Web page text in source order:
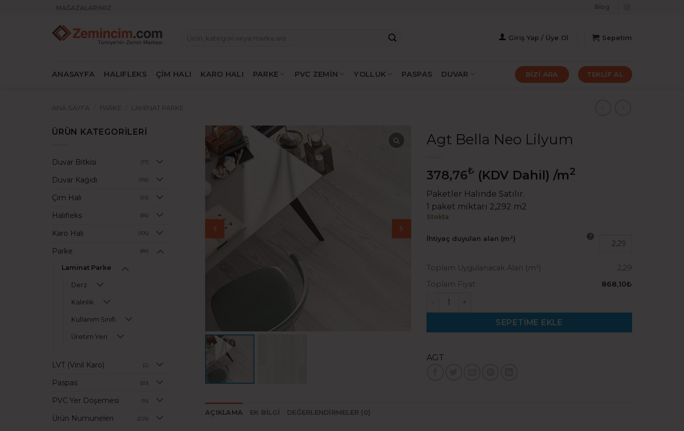
MAĞAZALARIMIZ
Giriş Yap / Üye Ol Sepetim
ANASAYFA HALIFLEKS ÇİM HALI KARO HALI PARKE PVC ZEMİN YOLLUK PASPAS DUVAR BİZİ ARA TEKLİF AL
ANA SAYFA PARKE LAMINAT PARKE
ÜRÜN KATEGORILERI
Duvar Bitkisi (17)
Duvar Kağıdı (165)
Çim Halı (25)
Halıfleks (86)
Karo Halı (106)
Parke (86)
Laminat Parke
Derz
Kalınlık
Kullanım Sınıfı
Üretim Yeri
LVT (Vinil Karo) (2)
Paspas (50)
PVC Yer Döşemesi (16)
Ürün Numuneleri (226)
Agt Bella Neo Lilyum
378,76₺ (KDV Dahil) /m2
Paketler Halinde Satılır.
1 paket miktarı 2,292 m2
Stokta
İhtiyaç duyulan alan (m²)
Toplam Uygulanacak Alan (m²)
2,29
Toplam Fiyat
868,10₺
Agt Bella Neo Lilyum adet
SEPETIME EKLE
AGT
AÇIKLAMA EK BILGI DEĞERLENDIRMELER (0)